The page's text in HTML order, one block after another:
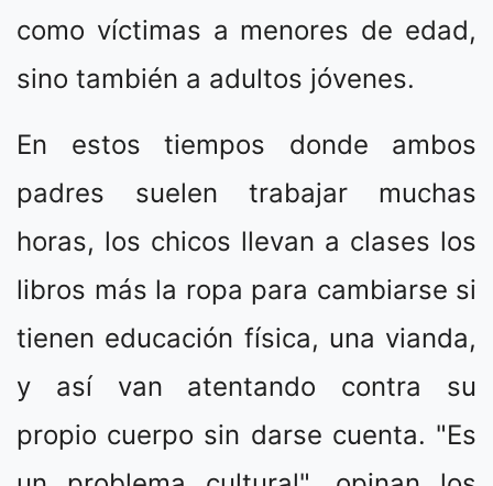
como víctimas a menores de edad,
sino también a adultos jóvenes.
En estos tiempos donde ambos
padres suelen trabajar muchas
horas, los chicos llevan a clases los
libros más la ropa para cambiarse si
tienen educación física, una vianda,
y así van atentando contra su
propio cuerpo sin darse cuenta. "Es